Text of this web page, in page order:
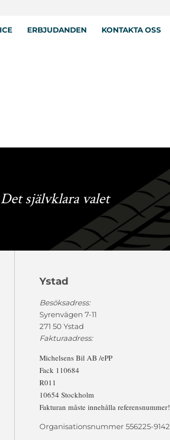
ERBJUDANDEN KONTAKTA OSS
självklara valet
Ystad
Besöksadress:
Syrenvägen 7-11
271 50 Ystad
Fakturaadress:
Michelsens Bil AB /ePP
Fack 110684
R011
10654 Stockholm
Fakturan måste innehålla referensnummer!
Organisationsnummer 556225-9142